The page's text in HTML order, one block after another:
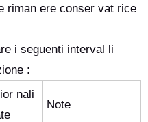
riman ere conser vat rice
i seguenti interval li
:
nali
Note